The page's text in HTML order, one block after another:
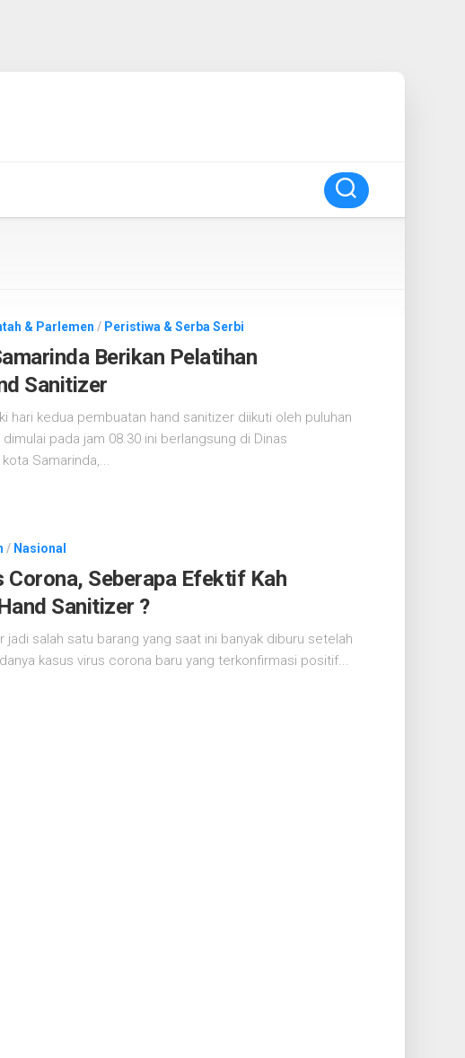
& Parlemen / Peristiwa & Serba Serbi
Berikan Pelatihan
Sanitizer
hari kedua pembuatan hand sanitizer diikuti oleh puluhan
pada jam 08.30 ini berlangsung di Dinas
Samarinda,...
/ Nasional
Seberapa Efektif Kah
Sanitizer ?
jadi salah satu barang yang saat ini banyak diburu setelah
kasus virus corona baru yang terkonfirmasi positif...